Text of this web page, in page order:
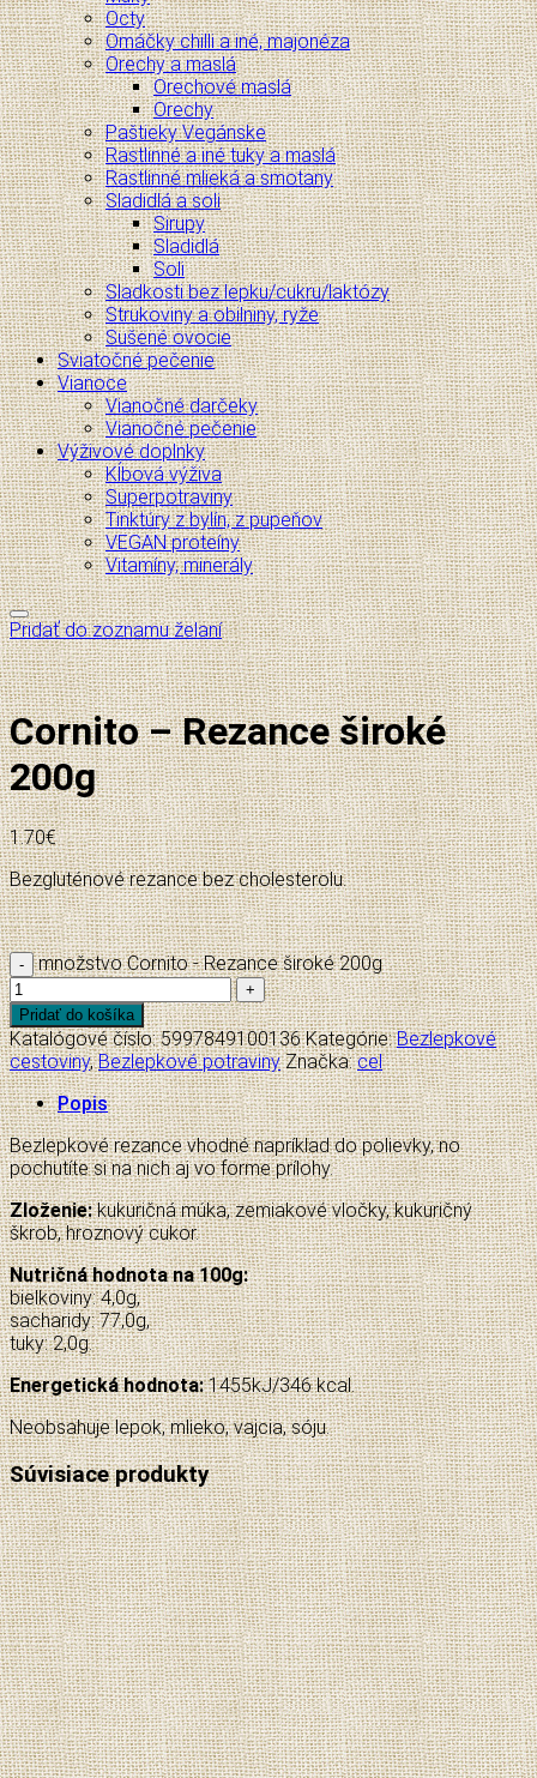
Octy
Omáčky chilli a iné, majonéza
Orechy a maslá
Orechové maslá
Orechy
Paštieky Vegánske
Rastlinné a iné tuky a maslá
Rastlinné mlieká a smotany
Sladidlá a soli
Sirupy
Sladidlá
Soli
Sladkosti bez lepku/cukru/laktózy
Strukoviny a obilniny, ryže
Sušené ovocie
Sviatočné pečenie
Vianoce
Vianočné darčeky
Vianočné pečenie
Výživové doplnky
Kĺbová výživa
Superpotraviny
Tinktúry z bylín, z pupeňov
VEGAN proteíny
Vitamíny, minerály
Pridať do zoznamu želaní
Cornito – Rezance široké
200g
1.70€
Bezgluténové rezance bez cholesterolu.
množstvo Cornito - Rezance široké 200g
Pridať do košíka
Katalógové číslo:5997849100136 Kategórie:Bezlepkové
cestoviny,Bezlepkové potraviny Značka:cel
Popis
Bezlepkové rezance vhodné napríklad do polievky, no
pochutíte si na nich aj vo forme prílohy.
Zloženie:kukuričná múka, zemiakové vločky, kukuričný
škrob, hroznový cukor.
Nutričná hodnota na 100g:
bielkoviny: 4,0g,
sacharidy: 77,0g,
tuky: 2,0g.
Energetická hodnota:1455kJ/346 kcal.
Neobsahuje lepok, mlieko, vajcia, sóju.
Súvisiace produkty